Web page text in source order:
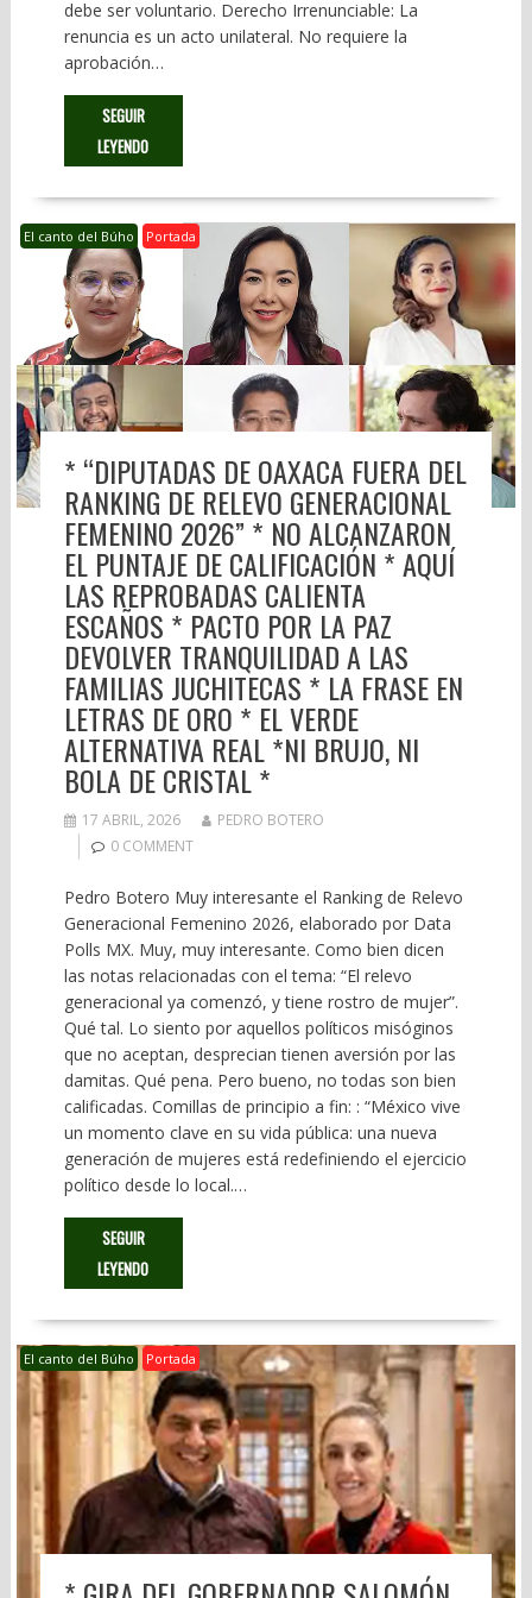
debe ser voluntario. Derecho Irrenunciable: La
renuncia es un acto unilateral. No requiere la
aprobación…
SEGUIR
LEYENDO
El canto del Búho Portada
* “DIPUTADAS DE OAXACA FUERA DEL
RANKING DE RELEVO GENERACIONAL
FEMENINO 2026” * NO ALCANZARON
EL PUNTAJE DE CALIFICACIÓN * AQUÍ
LAS REPROBADAS CALIENTA
ESCAÑOS * PACTO POR LA PAZ
DEVOLVER TRANQUILIDAD A LAS
FAMILIAS JUCHITECAS * LA FRASE EN
LETRAS DE ORO * EL VERDE
ALTERNATIVA REAL *NI BRUJO, NI
BOLA DE CRISTAL *
17 ABRIL, 2026
PEDRO BOTERO
0 COMMENT
Pedro Botero Muy interesante el Ranking de Relevo
Generacional Femenino 2026, elaborado por Data
Polls MX. Muy, muy interesante. Como bien dicen
las notas relacionadas con el tema: “El relevo
generacional ya comenzó, y tiene rostro de mujer”.
Qué tal. Lo siento por aquellos políticos misóginos
que no aceptan, desprecian tienen aversión por las
damitas. Qué pena. Pero bueno, no todas son bien
calificadas. Comillas de principio a fin: : “México vive
un momento clave en su vida pública: una nueva
generación de mujeres está redefiniendo el ejercicio
político desde lo local.…
SEGUIR
LEYENDO
El canto del Búho Portada